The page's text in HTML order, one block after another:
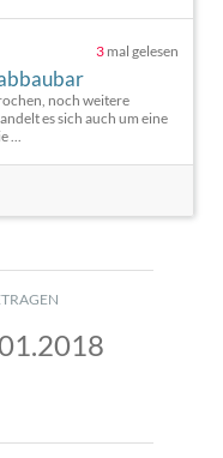
3 mal gelesen
noch weitere
es sich auch um eine
...